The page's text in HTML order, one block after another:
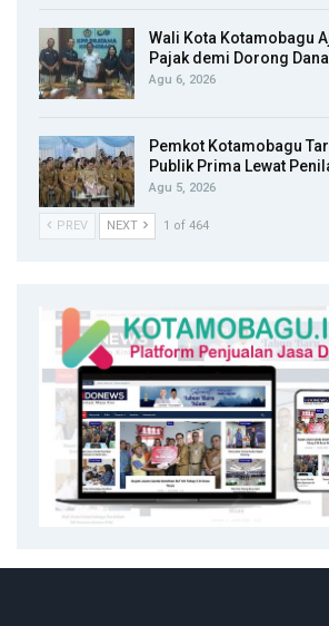
Wali Kota Kotamobagu
Pajak demi Dorong
Agu 6, 2026
Pemkot Kotamobagu
Publik Prima Lewat
Agu 5, 2026
PREV NEXT 1 of 464